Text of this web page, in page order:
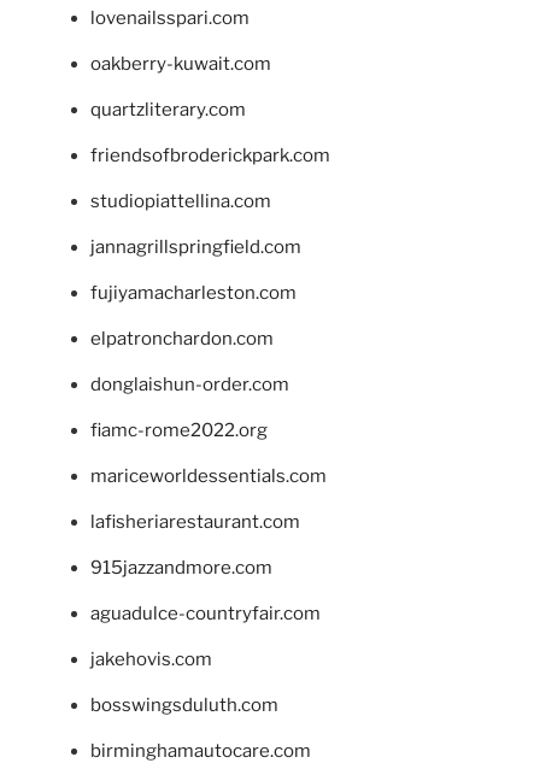
lovenailsspari.com
oakberry-kuwait.com
quartzliterary.com
friendsofbroderickpark.com
studiopiattellina.com
jannagrillspringfield.com
fujiyamacharleston.com
elpatronchardon.com
donglaishun-order.com
fiamc-rome2022.org
mariceworldessentials.com
lafisheriarestaurant.com
915jazzandmore.com
aguadulce-countryfair.com
jakehovis.com
bosswingsduluth.com
birminghamautocare.com